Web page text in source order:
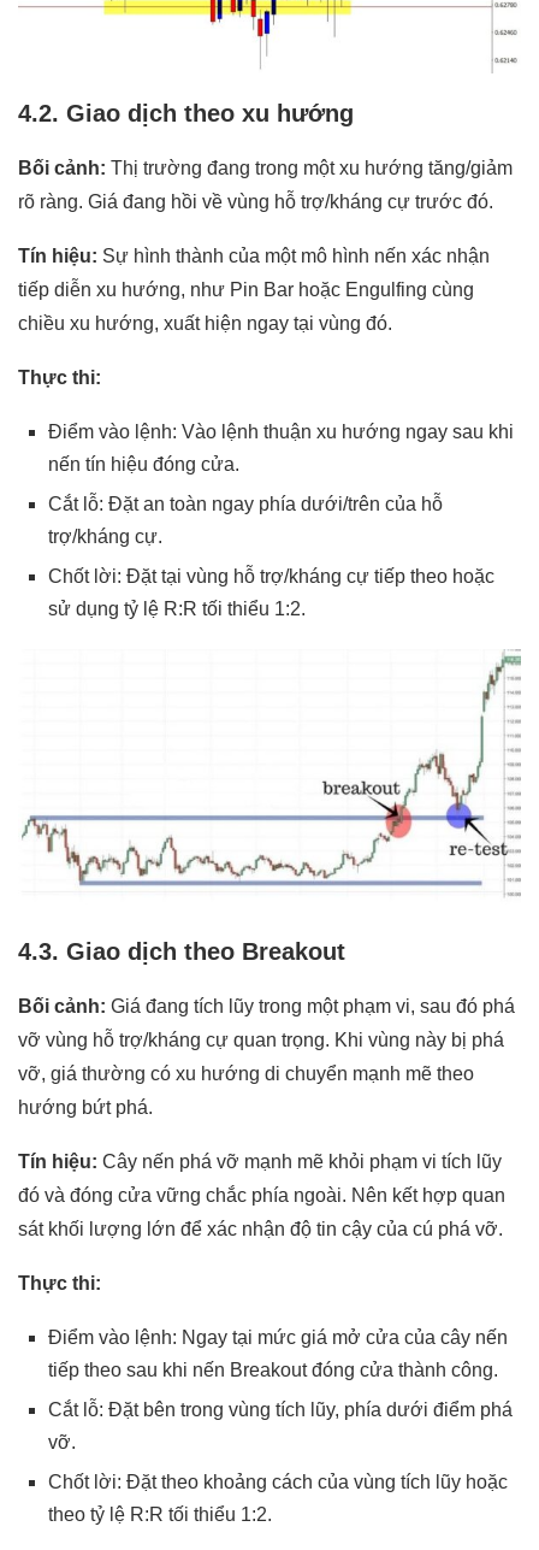
4.2. Giao dịch theo xu hướng
Bối cảnh: Thị trường đang trong một xu hướng tăng/giảm
rõ ràng. Giá đang hồi về vùng hỗ trợ/kháng cự trước đó.
Tín hiệu: Sự hình thành của một mô hình nến xác nhận
tiếp diễn xu hướng, như Pin Bar hoặc Engulfing cùng
chiều xu hướng, xuất hiện ngay tại vùng đó.
Thực thi:
Điểm vào lệnh: Vào lệnh thuận xu hướng ngay sau khi
nến tín hiệu đóng cửa.
Cắt lỗ: Đặt an toàn ngay phía dưới/trên của hỗ
trợ/kháng cự.
Chốt lời: Đặt tại vùng hỗ trợ/kháng cự tiếp theo hoặc
sử dụng tỷ lệ R:R tối thiểu 1:2.
4.3. Giao dịch theo Breakout
Bối cảnh: Giá đang tích lũy trong một phạm vi, sau đó phá
vỡ vùng hỗ trợ/kháng cự quan trọng. Khi vùng này bị phá
vỡ, giá thường có xu hướng di chuyển mạnh mẽ theo
hướng bứt phá.
Tín hiệu: Cây nến phá vỡ mạnh mẽ khỏi phạm vi tích lũy
đó và đóng cửa vững chắc phía ngoài. Nên kết hợp quan
sát khối lượng lớn để xác nhận độ tin cậy của cú phá vỡ.
Thực thi:
Điểm vào lệnh: Ngay tại mức giá mở cửa của cây nến
tiếp theo sau khi nến Breakout đóng cửa thành công.
Cắt lỗ: Đặt bên trong vùng tích lũy, phía dưới điểm phá
vỡ.
Chốt lời: Đặt theo khoảng cách của vùng tích lũy hoặc
theo tỷ lệ R:R tối thiểu 1:2.